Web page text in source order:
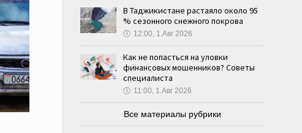
В Таджикистане растаяло около 95
% сезонного снежного покрова
🕔 12:00, 1.Авг 2026
Как не попасться на уловки
финансовых мошенников? Советы
специалиста
🕔 11:00, 1.Авг 2026
Все материалы рубрики